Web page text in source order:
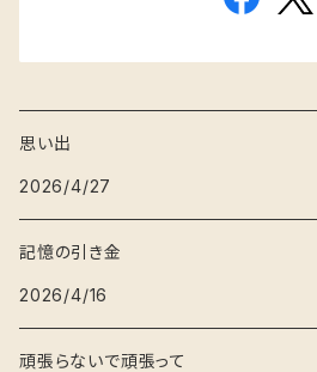
思い出
2026/4/27
記憶の引き金
2026/4/16
頑張らないで頑張って